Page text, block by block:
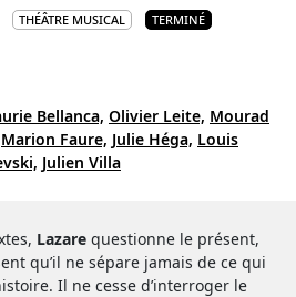
THÉÂTRE MUSICAL TERMINÉ
Bellanca, Olivier Leite, Mourad
Marion Faure, Julie Héga, Louis
Julien Villa
Lazare questionne le présent,
qu’il ne sépare jamais de ce qui
Il ne cesse d’interroger le